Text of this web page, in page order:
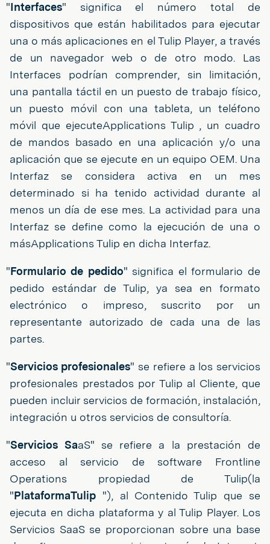
"Interfaces" significa el número total de
dispositivos que están habilitados para ejecutar
una o más aplicaciones en el Tulip Player, a través
de un navegador web o de otro modo. Las
Interfaces podrían comprender, sin limitación,
una pantalla táctil en un puesto de trabajo físico,
un puesto móvil con una tableta, un teléfono
móvil que ejecuteApplications Tulip , un cuadro
de mandos basado en una aplicación y/o una
aplicación que se ejecute en un equipo OEM. Una
Interfaz se considera activa en un mes
determinado si ha tenido actividad durante al
menos un día de ese mes. La actividad para una
Interfaz se define como la ejecución de una o
másApplications Tulip en dicha Interfaz.
"Formulario de pedido" significa el formulario de
pedido estándar de Tulip, ya sea en formato
electrónico o impreso, suscrito por un
representante autorizado de cada una de las
partes.
"Servicios profesionales" se refiere a los servicios
profesionales prestados por Tulip al Cliente, que
pueden incluir servicios de formación, instalación,
integración u otros servicios de consultoría.
"Servicios SaaS" se refiere a la prestación de
acceso al servicio de software Frontline
Operations propiedad de Tulip(la
"PlataformaTulip "), al Contenido Tulip que se
ejecuta en dicha plataforma y al Tulip Player. Los
Servicios SaaS se proporcionan sobre una base